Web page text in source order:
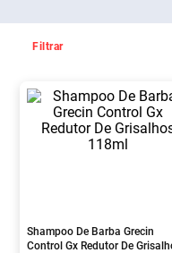
Filtrar
Shampoo De Barba Grecin
Control Gx Redutor De
3º
5º Fralda G
6º Shampoo
10º Lavitan